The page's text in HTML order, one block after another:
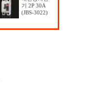
기 2P 30A
(JBS-3022)